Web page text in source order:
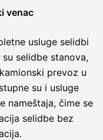
venac
usluge selidbi
selidbe stanova,
prevoz u
su i usluge
nameštaja, čime se
selidbe bez